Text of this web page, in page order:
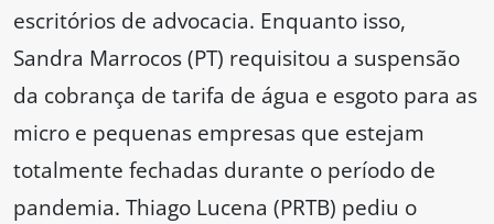
escritórios de advocacia. Enquanto isso,
Sandra Marrocos (PT) requisitou a suspensão
da cobrança de tarifa de água e esgoto para as
micro e pequenas empresas que estejam
totalmente fechadas durante o período de
pandemia. Thiago Lucena (PRTB) pediu o